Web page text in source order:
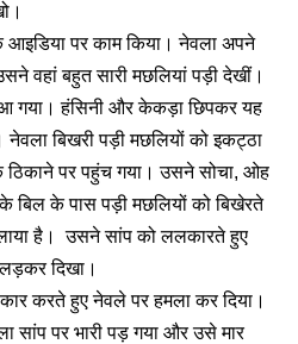
पर काम किया। नेवला अपने
वहां बहुत सारी मछलियां पड़ी देखीं।
गया। हंसिनी और केकड़ा छिपकर यह
बिखरी पड़ी मछलियों को इकट्ठा
पर पहुंच गया। उसने सोचा, ओह
बिल के पास पड़ी मछलियों को बिखेरते
है। उसने सांप को ललकारते हुए
लड़कर दिखा।
करते हुए नेवले पर हमला कर दिया।
सांप पर भारी पड़ गया और उसे मार